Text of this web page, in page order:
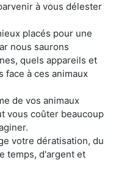
à vous délester
placés pour une
nous saurons
quels appareils et
face à ces animaux
de vos animaux
vous coûter beaucoup
votre dératisation, du
temps, d'argent et